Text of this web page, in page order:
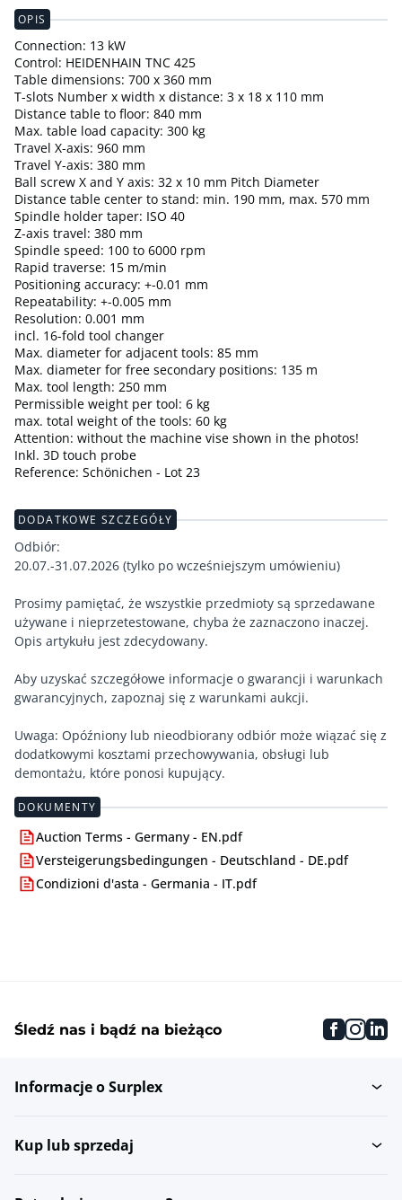
OPIS
Connection: 13 kW
Control: HEIDENHAIN TNC 425
Table dimensions: 700 x 360 mm
T-slots Number x width x distance: 3 x 18 x 110 mm
Distance table to floor: 840 mm
Max. table load capacity: 300 kg
Travel X-axis: 960 mm
Travel Y-axis: 380 mm
Ball screw X and Y axis: 32 x 10 mm Pitch Diameter
Distance table center to stand: min. 190 mm, max. 570 mm
Spindle holder taper: ISO 40
Z-axis travel: 380 mm
Spindle speed: 100 to 6000 rpm
Rapid traverse: 15 m/min
Positioning accuracy: +-0.01 mm
Repeatability: +-0.005 mm
Resolution: 0.001 mm
incl. 16-fold tool changer
Max. diameter for adjacent tools: 85 mm
Max. diameter for free secondary positions: 135 m
Max. tool length: 250 mm
Permissible weight per tool: 6 kg
max. total weight of the tools: 60 kg
Attention: without the machine vise shown in the photos!
Inkl. 3D touch probe
Reference: Schönichen - Lot 23
DODATKOWE SZCZEGÓŁY
Odbiór:
20.07.-31.07.2026 (tylko po wcześniejszym umówieniu)
Prosimy pamiętać, że wszystkie przedmioty są sprzedawane
używane i nieprzetestowane, chyba że zaznaczono inaczej.
Opis artykułu jest zdecydowany.
Aby uzyskać szczegółowe informacje o gwarancji i warunkach
gwarancyjnych, zapoznaj się z warunkami aukcji.
Uwaga: Opóźniony lub nieodbiorany odbiór może wiązać się z
dodatkowymi kosztami przechowywania, obsługi lub
demontażu, które ponosi kupujący.
DOKUMENTY
Auction Terms - Germany - EN.pdf
Versteigerungsbedingungen - Deutschland - DE.pdf
Condizioni d'asta - Germania - IT.pdf
Śledź nas i bądź na bieżąco
Informacje o Surplex
Kup lub sprzedaj